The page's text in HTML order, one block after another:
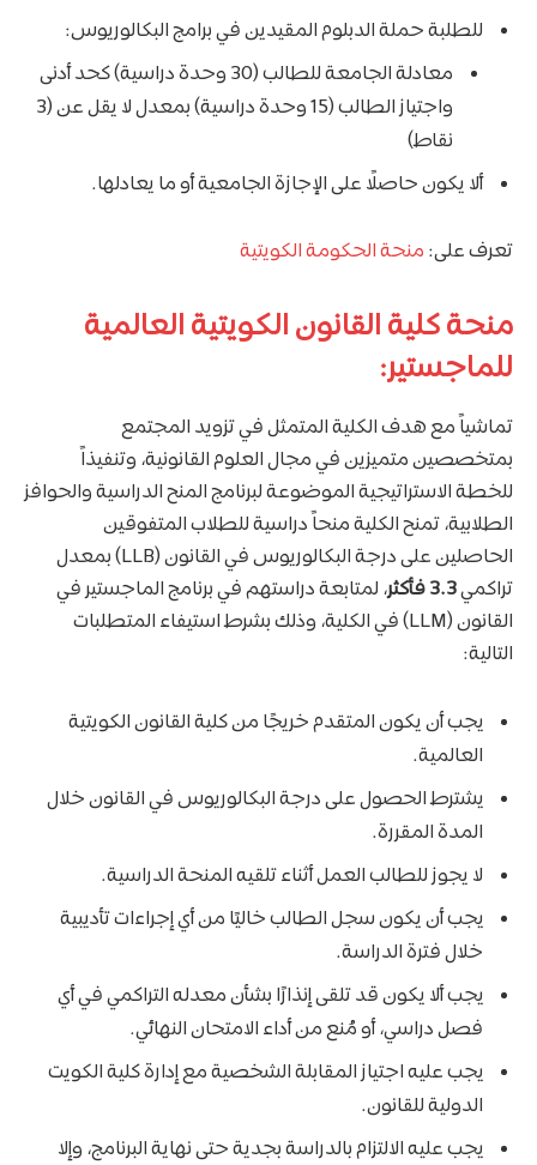
للطلبة حملة الدبلوم المقيدين في برامج البكالوريوس:
معادلة الجامعة للطالب (30 وحدة دراسية) كحد أدنى
واجتياز الطالب (15 وحدة دراسية) بمعدل لا يقل عن (3
نقاط)
ألا يكون حاصلًا على الإجازة الجامعية أو ما يعادلها.
تعرف على: منحة الحكومة الكويتية
منحة كلية القانون الكويتية العالمية
للماجستير:
تماشياً مع هدف الكلية المتمثل في تزويد المجتمع
بمتخصصين متميزين في مجال العلوم القانونية، وتنفيذاً
للخطة الاستراتيجية الموضوعة لبرنامج المنح الدراسية والحوافز
الطلابية، تمنح الكلية منحاً دراسية للطلاب المتفوقين
الحاصلين على درجة البكالوريوس في القانون (LLB) بمعدل
تراكمي3.3 فأكثر
، لمتابعة دراستهم في برنامج الماجستير في
القانون (LLM) في الكلية، وذلك بشرط استيفاء المتطلبات
التالية:
يجب أن يكون المتقدم خريجًا من كلية القانون الكويتية
العالمية.
يشترط الحصول على درجة البكالوريوس في القانون خلال
المدة المقررة.
لا يجوز للطالب العمل أثناء تلقيه المنحة الدراسية.
يجب أن يكون سجل الطالب خاليًا من أي إجراءات تأديبية
خلال فترة الدراسة.
يجب ألا يكون قد تلقى إنذارًا بشأن معدله التراكمي في أي
فصل دراسي، أو مُنع من أداء الامتحان النهائي.
يجب عليه اجتياز المقابلة الشخصية مع إدارة كلية الكويت
الدولية للقانون.
يجب عليه الالتزام بالدراسة بجدية حتى نهاية البرنامج، وإلا